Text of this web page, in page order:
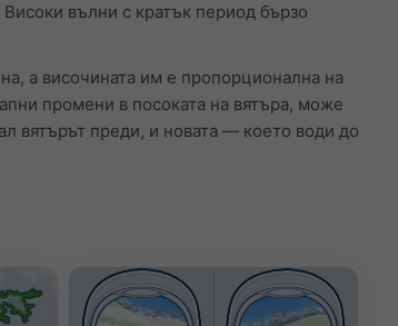
вълни с кратък период бързо
а височината им е пропорционална на
промени в посоката на вятъра, може
вятърът преди, и новата — което води до